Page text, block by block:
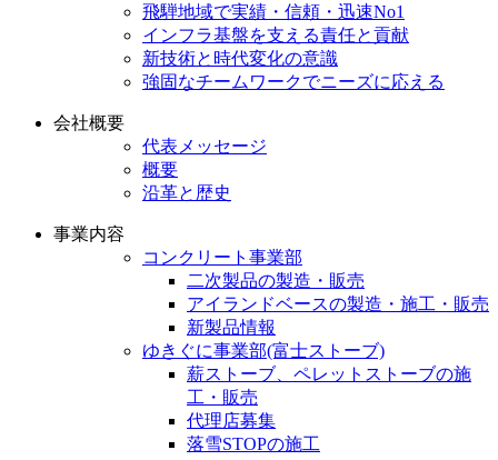
飛騨地域で実績・信頼・迅速No1
インフラ基盤を支える責任と貢献
新技術と時代変化の意識
強固なチームワークでニーズに応える
会社概要
代表メッセージ
概要
沿革と歴史
事業内容
コンクリート事業部
二次製品の製造・販売
アイランドベースの製造・施工・販売
新製品情報
ゆきぐに事業部(富士ストーブ)
薪ストーブ、ペレットストーブの施
工・販売
代理店募集
落雪STOPの施工